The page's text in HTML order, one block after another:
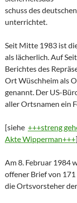
schuss des
unterrichtet.
Seit Mitte 1983 ist
als lächerlich. Auf
Berichtes des
Ort Wüschheim als
genannt. Der US-
aller Ortsnamen ein
[siehe +++streng
Akte Wipperman+++]
Am 8. Februar 1984
offener Brief von
die Ortsvorsteher